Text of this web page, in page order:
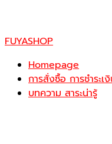
FUYASHOP
Homepage
การสั่งซื้อ การชำระ
บทความ สาระน่ารู้